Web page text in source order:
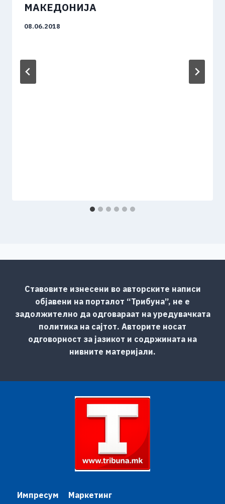
МАКЕДОНИЈА
08.06.2018
Ставовите изнесени во авторските написи
објавени на порталот “Трибуна”, не е
задолжително да одговараат на уредувачката
политика на сајтот. Авторите носат
одговорност за јазикот и содржината на
нивните материјали.
Импресум Маркетинг